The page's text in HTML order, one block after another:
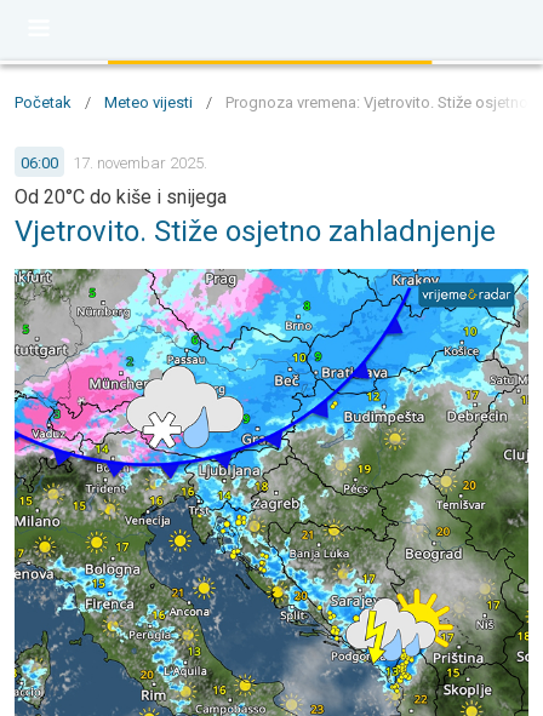
Početak / Meteo vijesti / Prognoza vremena: Vjetrovito. Stiže osjetno
06:00 17. novembar 2025.
Od 20°C do kiše i snijega
Vjetrovito. Stiže osjetno zahladnjenje